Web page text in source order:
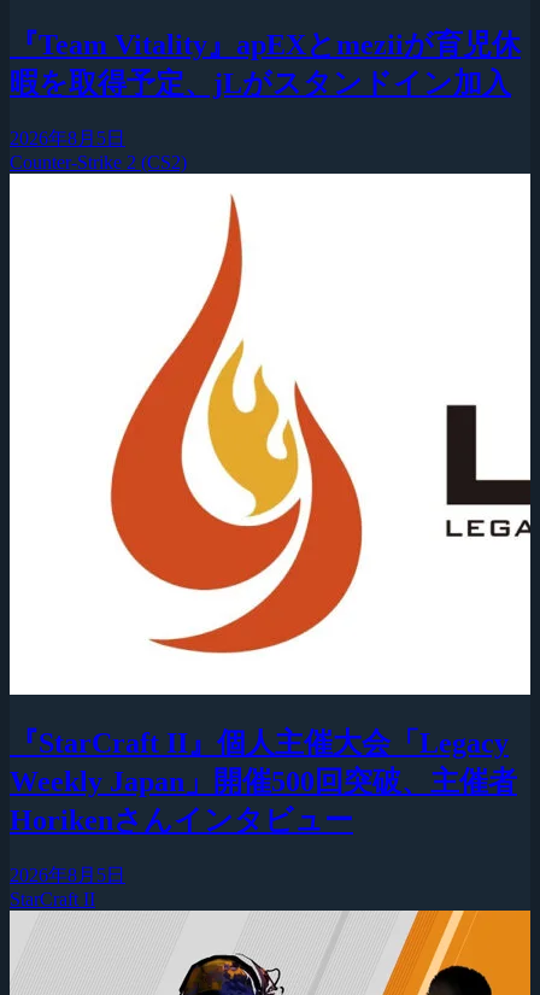
『Team Vitality』apEXとmeziiが育児休
暇を取得予定、jLがスタンドイン加入
2026年8月5日
Counter-Strike 2 (CS2)
『StarCraft II』個人主催大会「Legacy
Weekly Japan」開催500回突破、主催者
Horikenさんインタビュー
2026年8月5日
StarCraft II